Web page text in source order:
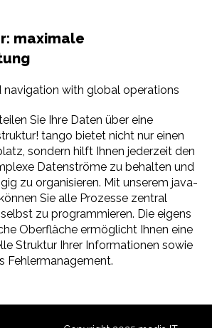
maximale
with global operations
Sie Ihre Daten über eine
tango bietet nicht nur einen
sondern hilft Ihnen jederzeit den
Datenströme zu behalten und
zu organisieren. Mit unserem java-
Sie alle Prozesse zentral
zu programmieren. Die eigens
Oberfläche ermöglicht Ihnen eine
Struktur Ihrer Informationen sowie
Fehlermanagement.